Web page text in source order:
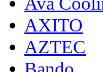
AXITO
AZTEC